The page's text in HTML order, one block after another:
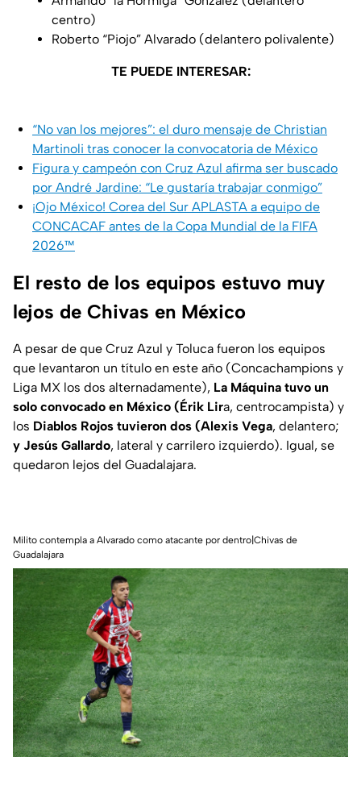
centro)
Roberto “Piojo” Alvarado (delantero polivalente)
TE PUEDE INTERESAR:
“No van los mejores”: el duro mensaje de Christian
Martinoli tras conocer la convocatoria de México
Figura y campeón con Cruz Azul afirma ser buscado
por André Jardine: “Le gustaría trabajar conmigo”
¡Ojo México! Corea del Sur APLASTA a equipo de
CONCACAF antes de la Copa Mundial de la FIFA
2026™
El resto de los equipos estuvo muy
lejos de Chivas en México
A pesar de que Cruz Azul y Toluca fueron los equipos
que levantaron un título en este año (Concachampions y
Liga MX los dos alternadamente), La Máquina tuvo un
solo convocado en México (Érik Lira, centrocampista) y
los Diablos Rojos tuvieron dos (Alexis Vega, delantero;
y Jesús Gallardo, lateral y carrilero izquierdo). Igual, se
quedaron lejos del Guadalajara.
Milito contempla a Alvarado como atacante por dentro|Chivas de
Guadalajara